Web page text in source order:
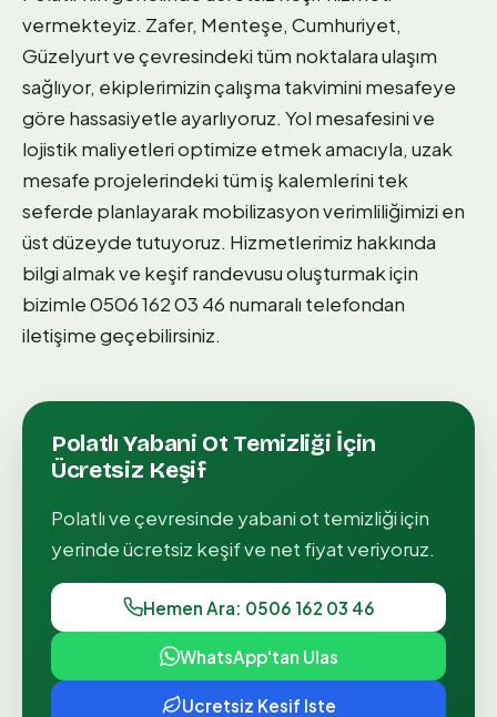
vermekteyiz. Zafer, Menteşe, Cumhuriyet,
Güzelyurt ve çevresindeki tüm noktalara ulaşım
sağlıyor, ekiplerimizin çalışma takvimini mesafeye
göre hassasiyetle ayarlıyoruz. Yol mesafesini ve
lojistik maliyetleri optimize etmek amacıyla, uzak
mesafe projelerindeki tüm iş kalemlerini tek
seferde planlayarak mobilizasyon verimliliğimizi en
üst düzeyde tutuyoruz. Hizmetlerimiz hakkında
bilgi almak ve keşif randevusu oluşturmak için
bizimle 0506 162 03 46 numaralı telefondan
iletişime geçebilirsiniz.
Polatlı Yabani Ot Temizliği İçin
Ücretsiz Keşif
Polatlıve çevresinde yabani ot temizliğiiçin
yerinde ücretsiz keşif ve net fiyat veriyoruz.
Hemen Ara: 0506 162 03 46
WhatsApp'tan Ulas
Ucretsiz Kesif Iste